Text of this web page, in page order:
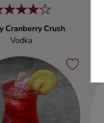
Cranberry Crush
Vodka